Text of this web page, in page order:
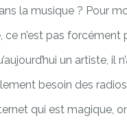
la musique ? Pour
ce n’est pas forcément
un artiste, il
besoin des
qui est magique,